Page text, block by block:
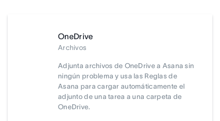
OneDrive
Archivos
Adjunta archivos de OneDrive a Asana sin
ningún problema y usa las Reglas de
Asana para cargar automáticamente el
adjunto de una tarea a una carpeta de
OneDrive.